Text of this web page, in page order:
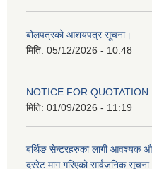
बोलपत्रको आशयपत्र सूचना।
मिति: 05/12/2026 - 10:48
NOTICE FOR QUOTATION
मिति: 01/09/2026 - 11:19
बर्थिङ सेन्टरहरुका लागी आवश्यक
दररेट माग गरिएको सार्वजनिक